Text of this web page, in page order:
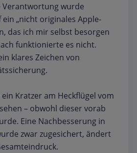
Verantwortung wurde
„nicht originales Apple-
das ich mir selbst besorgen
funktionierte es nicht.
klares Zeichen von
Kratzer am Heckflügel vom
– obwohl dieser vorab
Eine Nachbesserung in
zwar zugesichert, ändert